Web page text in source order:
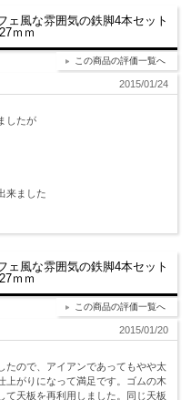
ェ風な雰囲気の鉄脚4本セット
ｍｍ
この商品の評価一覧へ
2015/01/24
したが
来ました
ェ風な雰囲気の鉄脚4本セット
ｍｍ
この商品の評価一覧へ
2015/01/20
たので、アイアンであってもやや太
上がりになって満足です。ゴムの木
て天板を再利用しました。同じ天板